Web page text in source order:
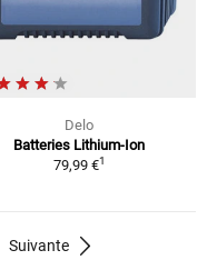
Delo
Batteries Lithium-Ion
79,99 €1
Suivante